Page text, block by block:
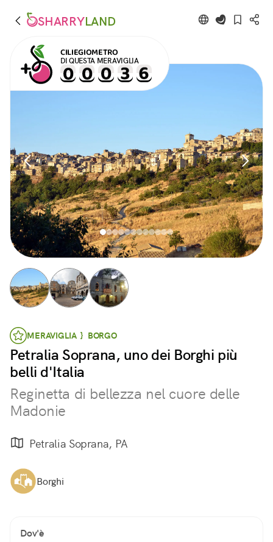
SHARRYLAND
CILIEGIOMETRO
DI QUESTA MERAVIGLIA
MERAVIGLIA } BORGO
Petralia Soprana, uno dei Borghi più
belli d'Italia
Reginetta di bellezza nel cuore delle
Madonie
Petralia Soprana, PA
Borghi
Dov'è